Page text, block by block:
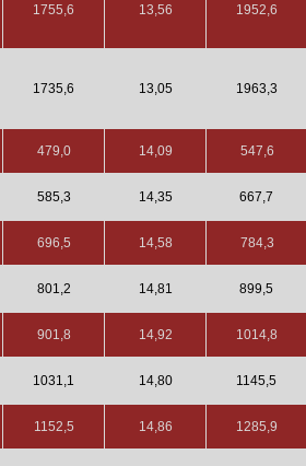
1755,6 13,56 1952,6
1735,6 13,05 1963,3
479,0 14,09 547,6
585,3 14,35 667,7
696,5 14,58 784,3
801,2 14,81 899,5
901,8 14,92 1014,8
1031,1 14,80 1145,5
1152,5 14,86 1285,9